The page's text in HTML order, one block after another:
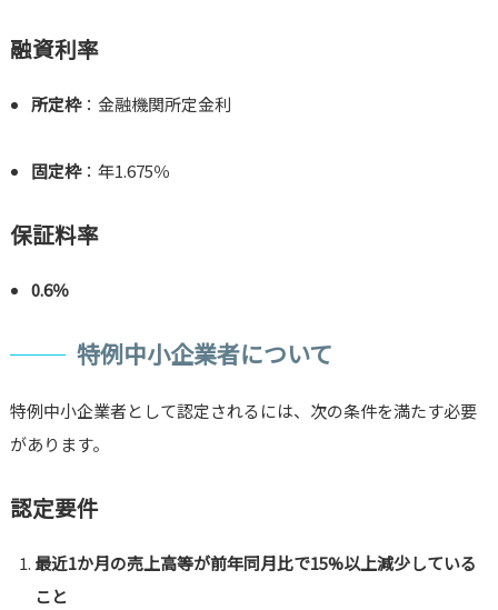
融資利率
所定枠：金融機関所定金利
固定枠：年1.675％
保証料率
0.6％
特例中小企業者について
特例中小企業者として認定されるには、次の条件を満たす必要
があります。
認定要件
最近1か月の売上高等が前年同月比で15%以上減少している
こと